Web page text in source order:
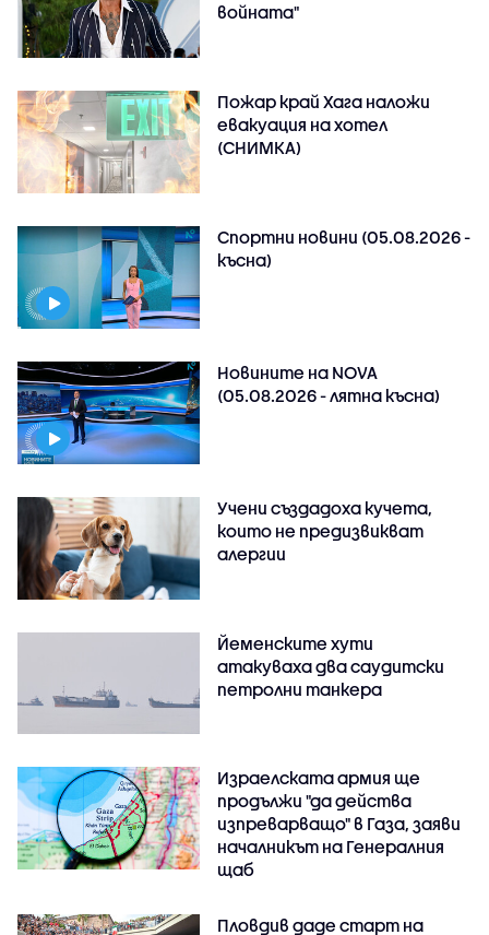
войната"
Пожар край Хага наложи
евакуация на хотел
(СНИМКА)
Спортни новини (05.08.2026 -
късна)
Новините на NOVA
(05.08.2026 - лятна късна)
Учени създадоха кучета,
които не предизвикват
алергии
Йеменските хути
атакуваха два саудитски
петролни танкера
Израелската армия ще
продължи "да действа
изпреварващо" в Газа, заяви
началникът на Генералния
щаб
Пловдив даде старт на